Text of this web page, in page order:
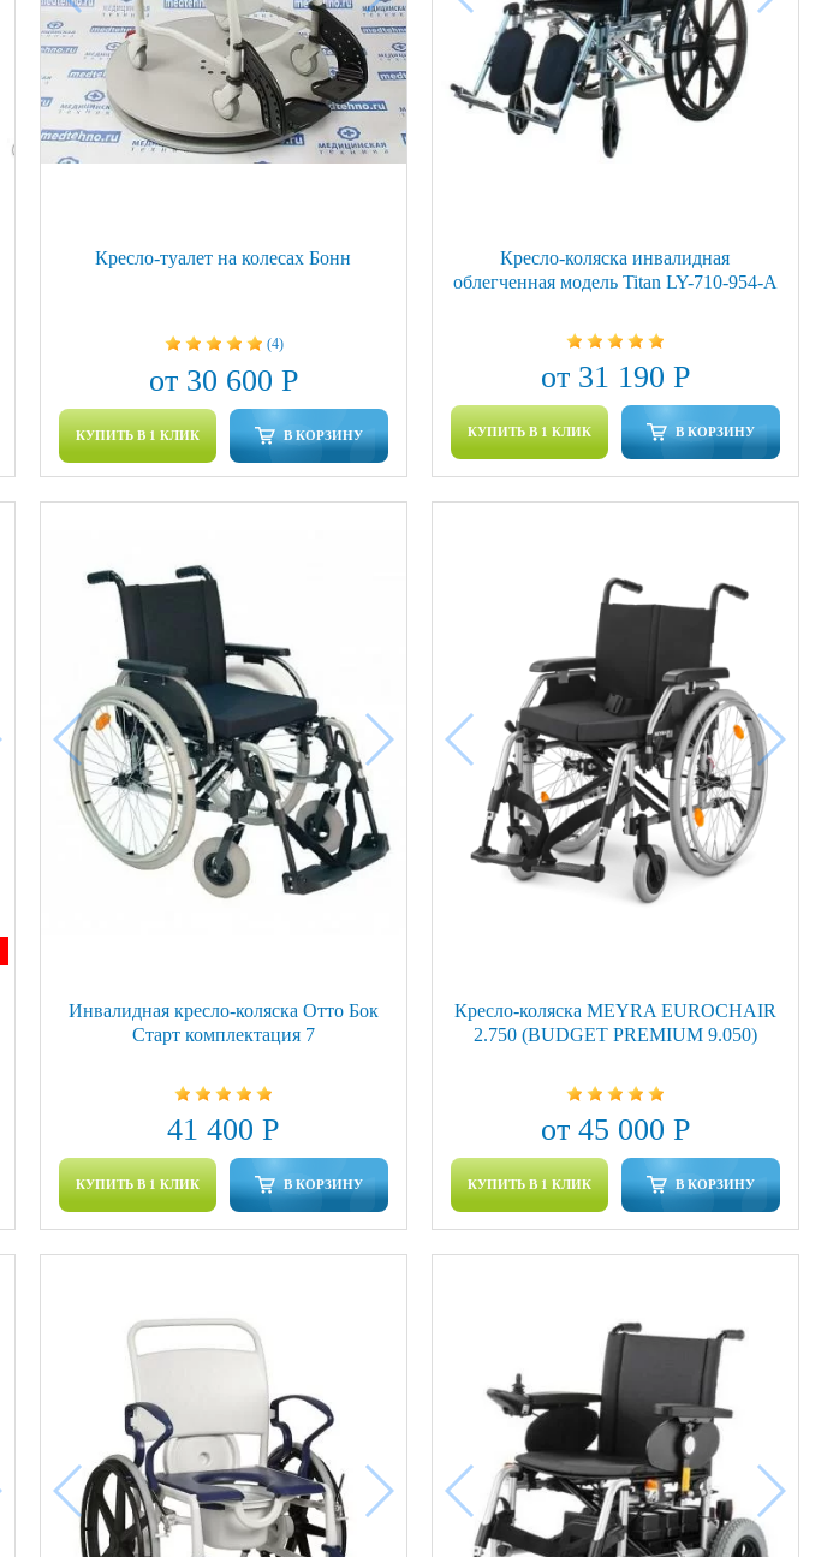
Кресло-туалет на колесах Бонн
(4)
от 30 600 Р
КУПИТЬ В 1 КЛИК В КОРЗИНУ
Кресло-коляска инвалидная
облегченная модель Titan LY-710-954-A
от 31 190 Р
КУПИТЬ В 1 КЛИК В КОРЗИНУ
Инвалидная кресло-коляска Отто Бок
Старт комплектация 7
41 400 Р
КУПИТЬ В 1 КЛИК В КОРЗИНУ
Кресло-коляска MEYRA EUROCHAIR
2.750 (BUDGET PREMIUM 9.050)
от 45 000 Р
КУПИТЬ В 1 КЛИК В КОРЗИНУ